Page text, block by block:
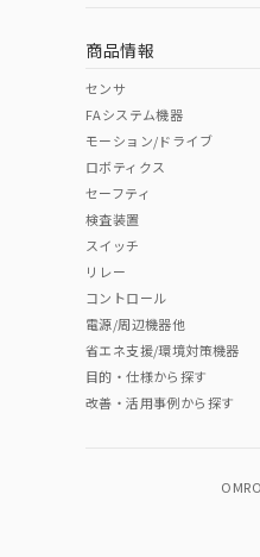
中国 RoHS表
Pb Hg
"対応済み"や非含有の
非含有品が必要な際は
商品情報
センサ
FAシステム機器
モーション/ドライブ
ロボティクス
セーフティ
検査装置
スイッチ
リレー
コントロール
電源/周辺機器他
省エネ支援/環境対策機器
目的・仕様から探す
改善・活用事例から探す